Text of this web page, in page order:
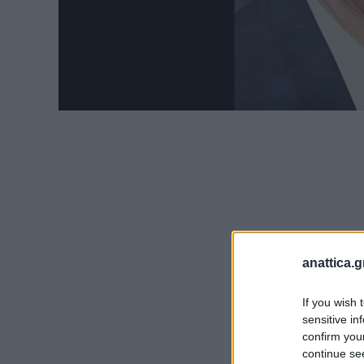
If you wish
sensitive
confirm
continue